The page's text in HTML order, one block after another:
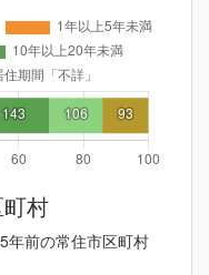
村
年前の常住市区町村